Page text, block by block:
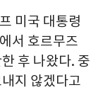
미국 대통령
서 호르무즈
후 나왔다. 중
지 않겠다고